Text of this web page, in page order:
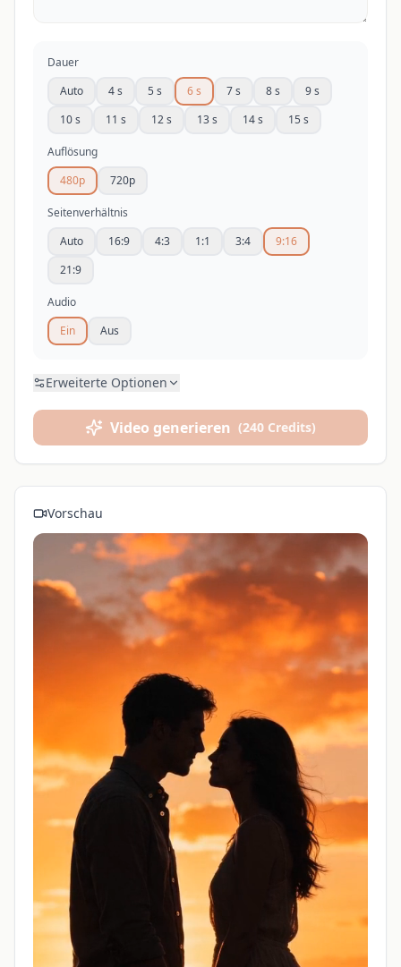
Dauer
Auto
4 s 5 s 6 s 7 s 8 s
9 s
10 s
11 s 12 s 13 s 14 s 15 s
Auflösung
480p
720p
Seitenverhältnis
Auto
16:9 4:3 1:1 3:4
9:16
21:9
Audio
Ein
Aus
Erweiterte Optionen
Video generieren (240 Credits)
Vorschau